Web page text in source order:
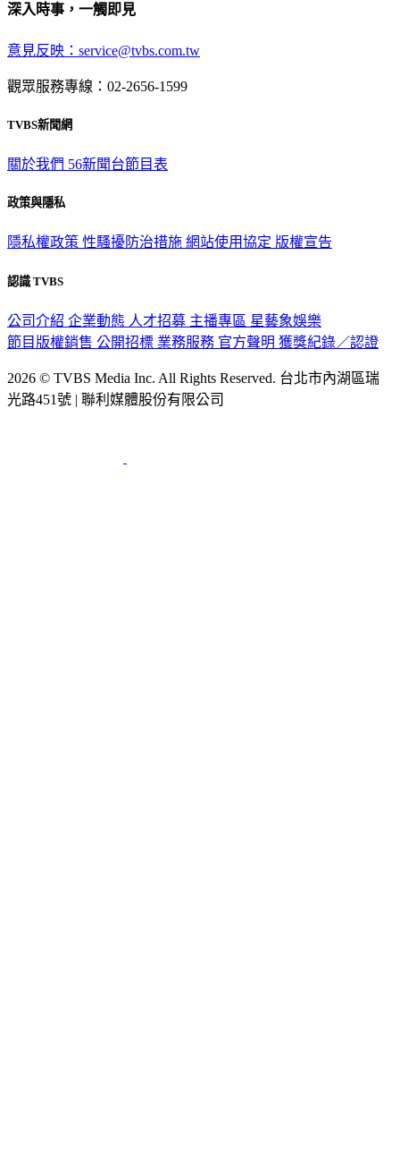
深入時事，一觸即見
意見反映：service@tvbs.com.tw
觀眾服務專線：02-2656-1599
TVBS新聞網
關於我們 56新聞台節目表
政策與隱私
隱私權政策 性騷擾防治措施 網站使用協定 版權宣告
認識 TVBS
公司介紹 企業動態 人才招募 主播專區 星藝象娛樂
節目版權銷售 公開招標 業務服務 官方聲明 獲獎紀錄／認證
2026 © TVBS Media Inc. All Rights Reserved. 台北市內湖區瑞
光路451號 | 聯利媒體股份有限公司